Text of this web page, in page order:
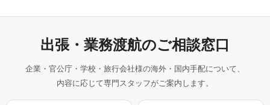
出張・業務渡航のご相談窓口
企業・官公庁・学校・旅行会社様の海外・国内手配について、
内容に応じて専門スタッフがご案内します。